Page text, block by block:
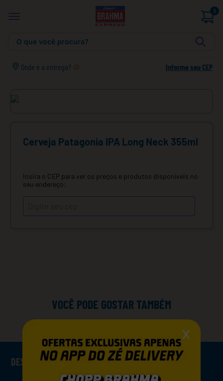
X
0
O que você procura?
Onde é a entrega? Informe seu CEP
Cerveja Patagonia IPA Long Neck 355ml
Insira o CEP para ver os preços e produtos disponíveis no
seu endereço:
VOCÊ PODE GOSTAR TAMBÉM
DESCRIÇÃO